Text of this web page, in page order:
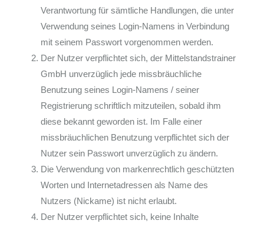
Verantwortung für sämtliche Handlungen, die unter
Verwendung seines Login-Namens in Verbindung
mit seinem Passwort vorgenommen werden.
Der Nutzer verpflichtet sich, der Mittelstandstrainer
GmbH unverzüglich jede missbräuchliche
Benutzung seines Login-Namens / seiner
Registrierung schriftlich mitzuteilen, sobald ihm
diese bekannt geworden ist. Im Falle einer
missbräuchlichen Benutzung verpflichtet sich der
Nutzer sein Passwort unverzüglich zu ändern.
Die Verwendung von markenrechtlich geschützten
Worten und Internetadressen als Name des
Nutzers (Nickame) ist nicht erlaubt.
Der Nutzer verpflichtet sich, keine Inhalte